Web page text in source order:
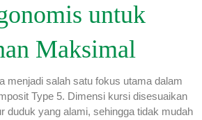
untuk
Maksimal
menjadi salah satu fokus utama dalam
Type 5. Dimensi kursi disesuaikan
duduk yang alami, sehingga tidak mudah